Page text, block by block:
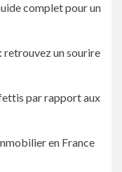
complet pour un
retrouvez un sourire
par rapport aux
en France